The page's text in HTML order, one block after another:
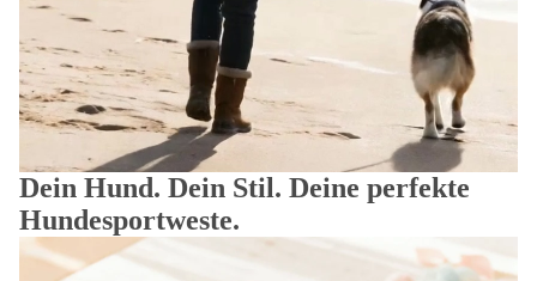
Dein Hund. Dein Stil. Deine perfekte
Hundesportweste.